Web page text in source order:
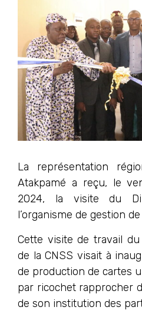
La représentation
Atakpamé a reçu, le
2024, la visite du
l’organisme de gestion
Cette visite de travail
de la CNSS visait à
de production de cartes
par ricochet rapprocher
de son institution des